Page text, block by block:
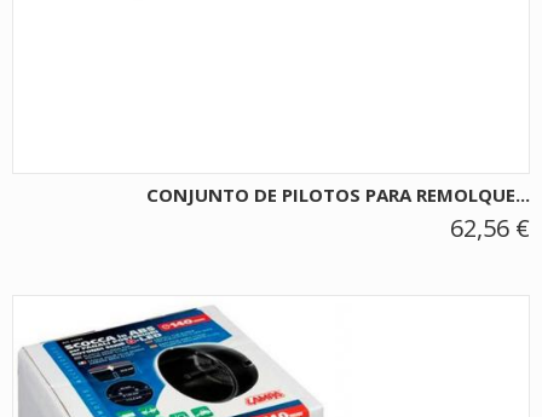
CONJUNTO DE PILOTOS PARA REMOLQUE...
62,56 €